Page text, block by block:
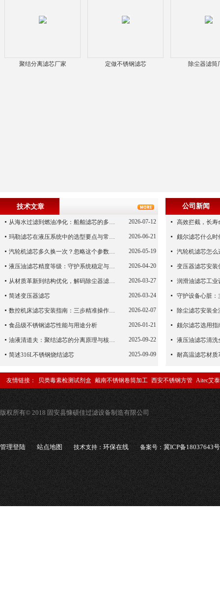
聚结分离滤芯厂家 定做不锈钢滤芯 除尘器滤筒
技术文章 公司新闻
从海水过滤到燃油净化：船舶滤芯的多场景应用解析 2026-07-12
玛勒滤芯在液压系统中的选型要点与常见误区 2026-06-21
汽轮机滤芯多久换一次？忽略这个参数，机组非停损失可能上百万！ 2026-05-19
液压油滤芯精度等级：守护系统稳定与寿命的“微米标尺” 2026-04-20
从材质革新到结构优化，解码除尘器滤芯性能跃升的核心逻辑 2026-03-27
简述变压器滤芯 2026-03-24
数控机床滤芯安装指南：三步精准操作，杜绝设备“亚健康” 2026-02-07
食品级不锈钢滤芯性能与用途分析 2026-01-21
油液清道夫：聚结滤芯的分离原理与核心作用解析 2025-09-22
简述316L不锈钢烧结滤芯 2025-09-09
润滑油滤芯工业
颇尔滤芯选用
耐高温滤芯材质
友情链接： 贝类毒素检测试剂盒 戴南不锈钢卷筒加工 西安不锈钢方管 Aitec艾
版权所有© 2018 固安县慷硕佳过滤设备制造有限公司
管理登陆 站点地图 技术支持：环保在线 备案号：冀ICP备18037643